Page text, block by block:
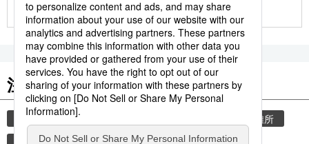
もっと見る
注目のキーワード
共同通信ニュース
避難所